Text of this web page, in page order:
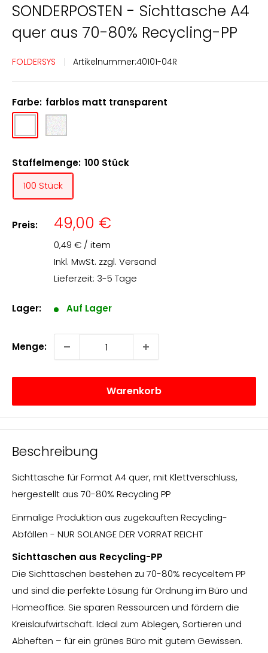
SONDERPOSTEN - Sichttasche A4
quer aus 70-80% Recycling-PP
FOLDERSYS Artikelnummer:40101-04R
Farbe: farblos matt transparent
matt
transparent
farblos
klar
geprägt
Staffelmenge: 100 Stück
100 Stück
Preis: Angebotspreis
49,00 €
0,49 € / item
Inkl. MwSt. zzgl. Versand
Lieferzeit: 3-5 Tage
Lager: Auf Lager
Menge:
Warenkorb
Beschreibung
Sichttasche für Format A4 quer, mit Klettverschluss,
hergestellt aus 70-80% Recycling PP
Einmalige Produktion aus zugekauften Recycling-
Abfällen - NUR SOLANGE DER VORRAT REICHT
Sichttaschen aus Recycling-PP
Die Sichttaschen bestehen zu 70-80% recyceltem PP
und sind die perfekte Lösung für Ordnung im Büro und
Homeoffice. Sie sparen Ressourcen und fördern die
Kreislaufwirtschaft. Ideal zum Ablegen, Sortieren und
Abheften – für ein grünes Büro mit gutem Gewissen.